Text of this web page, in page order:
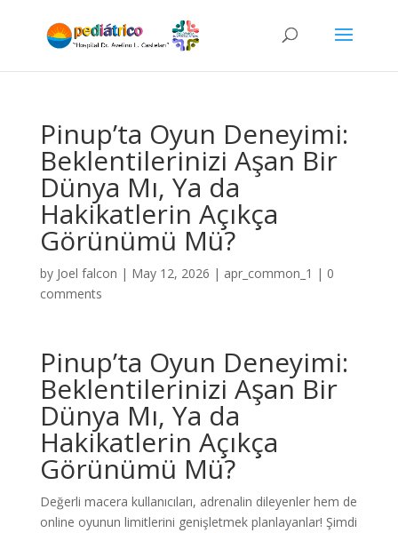
Pinup’ta Oyun Deneyimi:
Beklentilerinizi Aşan Bir
Dünya Mı, Ya da
Hakikatlerin Açıkça
Görünümü Mü?
by Joel falcon | May 12, 2026 | apr_common_1 | 0
comments
Pinup’ta Oyun Deneyimi:
Beklentilerinizi Aşan Bir
Dünya Mı, Ya da
Hakikatlerin Açıkça
Görünümü Mü?
Değerli macera kullanıcıları, adrenalin dileyenler hem de
online oyunun limitlerini genişletmek planlayanlar! Şimdi